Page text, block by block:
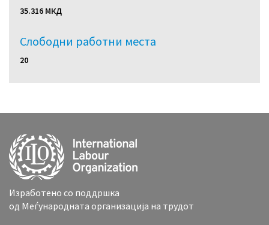
35.316 МКД
Слободни работни местa
20
Изработено со поддршка
од Меѓународната организација на трудот